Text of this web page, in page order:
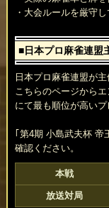
・大会ルールを厳守
■日本プロ麻雀連盟
日本プロ麻雀連盟が主
こちらのページから
にて最も順位が高い
｢第4期 小島武夫杯 帝
確認ください。
本戦
放送対局